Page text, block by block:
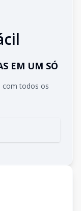
EM UM SÓ
com todos os